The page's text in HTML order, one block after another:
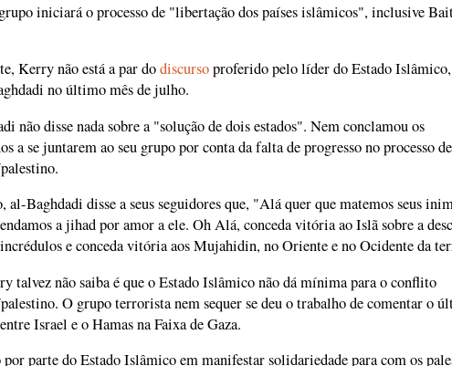
iniciará o processo de "libertação dos países islâmicos", inclusive
Kerry não está a par dodiscursoproferido pelo líder do Estado
no último mês de julho.
não disse nada sobre a "solução de dois estados". Nem conclamou os
a se juntarem ao seu grupo por conta da falta de progresso no processo
al-Baghdadi disse a seus seguidores que, "Alá quer que matemos seus
a jihad por amor a ele. Oh Alá, conceda vitória ao Islã sobre a
e conceda vitória aos Mujahidin, no Oriente e no Ocidente da
talvez não saiba é que o Estado Islâmico não dá mínima para o conflito
O grupo terrorista nem sequer se deu o trabalho de comentar o
Israel e o Hamas na Faixa de Gaza.
parte do Estado Islâmico em manifestar solidariedade para com os